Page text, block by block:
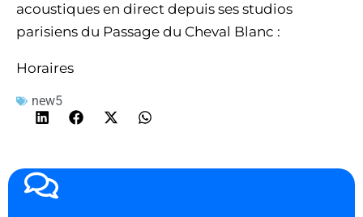
acoustiques en direct depuis ses studios
parisiens du Passage du Cheval Blanc :
Horaires
new5